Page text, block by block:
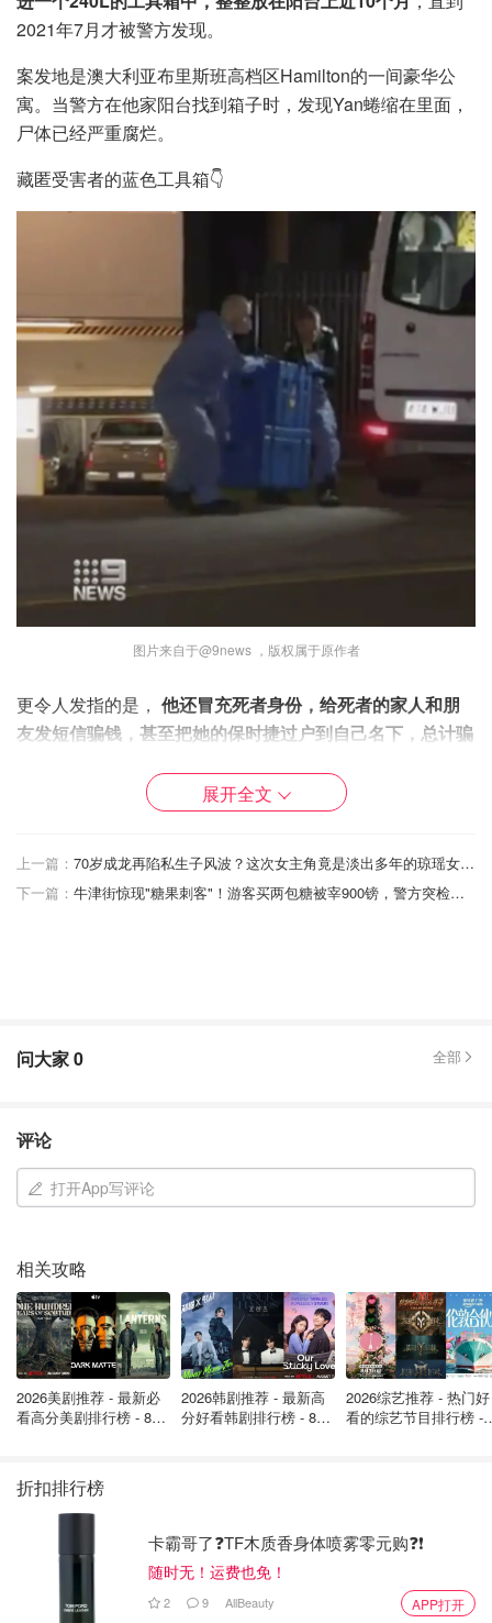
2021年7月才被警方发现。
案发地是澳大利亚布里斯班高档区Hamilton的一间豪华公
寓。当警方在他家阳台找到箱子时，发现Yan蜷缩在里面，
尸体已经严重腐烂。
藏匿受害者的蓝色工具箱👇
图片来自于@9news ，版权属于原作者
更令人发指的是， 他还冒充死者身份，给死者的家人和朋
友发短信骗钱，甚至把她的保时捷过户到自己名下，总计骗
据悉赵某曾多次沉迷炒股、赌博，一次最多输10万澳元，此
需资金周转。
自己。他表示自己
人已经死了……
图片来自于@9news ，版权属于原作者
一场弥天骗局，以命为代价，精心编织出的谎言最终被一条
本周一，现年30岁的赵某在昆士兰州一家法院因谋杀罪受
审，他对此罪行表示不认罪，审判仍在继续。
人在做，天在看，愿逝者安息，真相昭雪，恶人早日伏法。
封面图：nypost
展开全文
上一篇：
70岁成龙再陷私生子风波？这次女主角竟是淡出多年的琼瑶女神！
下一篇：
牛津街惊现"糖果刺客"！游客买两包糖被宰900镑，警方突检查获8万镑非法商品
问大家0 全部
评论
打开App写评论
相关攻略
2026美剧推荐 - 最新必
看高分美剧排行榜 - 8月
2026韩剧推荐 - 最新高
分好看韩剧排行榜 - 8月
2026综艺推荐 - 热门好
看的综艺节目排行榜 -
折扣排行榜
卡霸哥了❓TF木质香身体喷雾零元购❓❗
随时无！运费也免！
2 9 AllBeauty APP打开